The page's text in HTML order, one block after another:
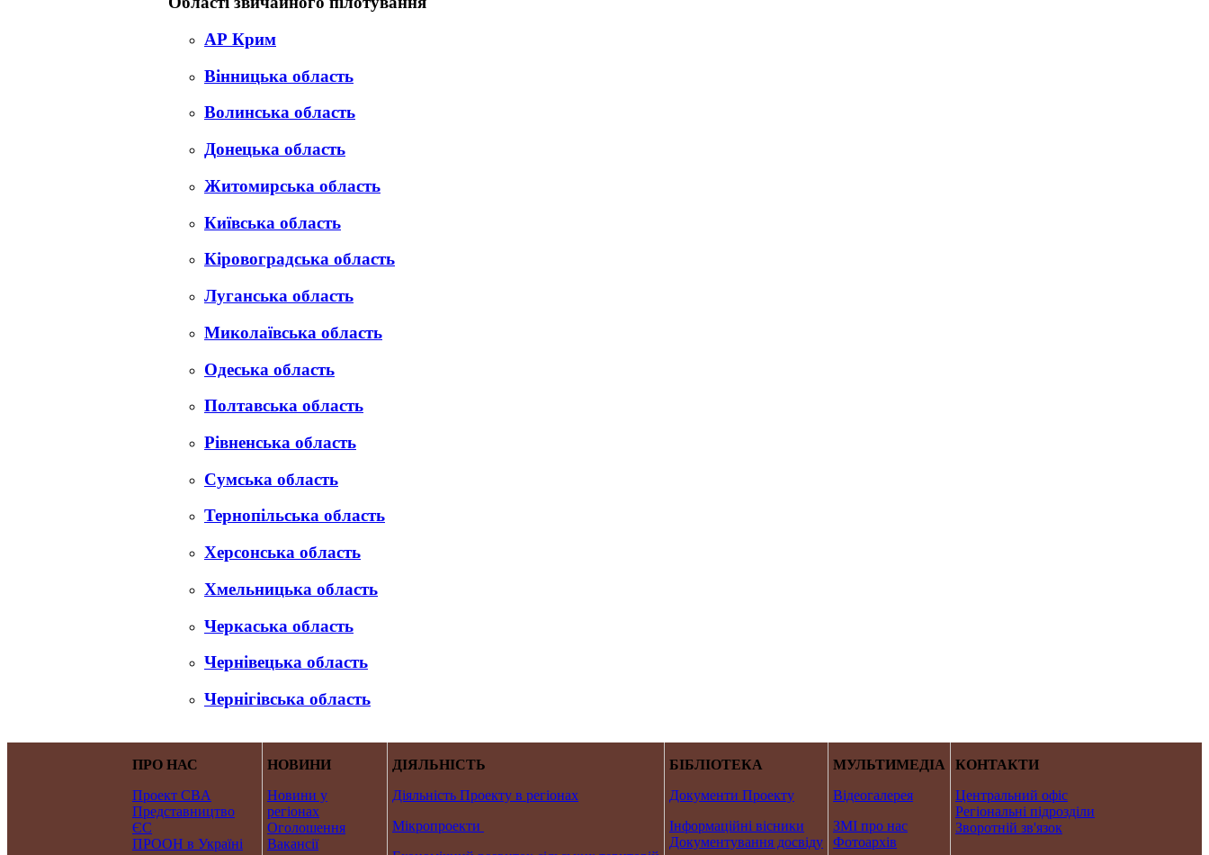
АР Крим
Вінницька область
Волинська область
Донецька область
Житомирська область
Київська область
Кіровоградська область
Луганська область
Миколаївська область
Одеська область
Полтавська область
Рівненська область
Сумська область
Тернопільська область
Херсонська область
Хмельницька область
Черкаська область
Чернівецька область
Чернігівська область
ПРО НАС
Проект CBA
Представництво
ЄС
ПРООН в Україні
НОВИНИ
Новини у
регіонах
Оголошення
Вакансії
ДІЯЛЬНІСТЬ
Діяльність Проекту в регіонах
Мікропроекти
БІБЛІОТЕКА
Документи Проекту
Інформаційні вісники
Документування досвіду
МУЛЬТИМЕДІА
Відеогалерея
ЗМІ про нас
Фотоархів
КОНТАКТИ
Центральний офіс
Регіональні підрозділи
Зворотній зв'язок